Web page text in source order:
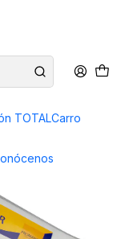
TOTALCarro